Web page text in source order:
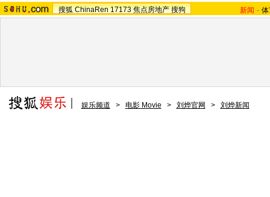
搜狐 ChinaRen 17173 焦点房地产 搜狗 新闻 -
娱乐频道 > 电影 Movie > 刘烨官网 > 刘烨新闻